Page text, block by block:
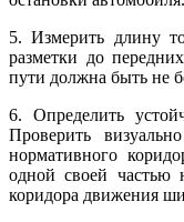
5. Измерить длину
разметки до
пути должна быть не
6. Определить
Проверить
нормативного
одной своей частью
коридора движения